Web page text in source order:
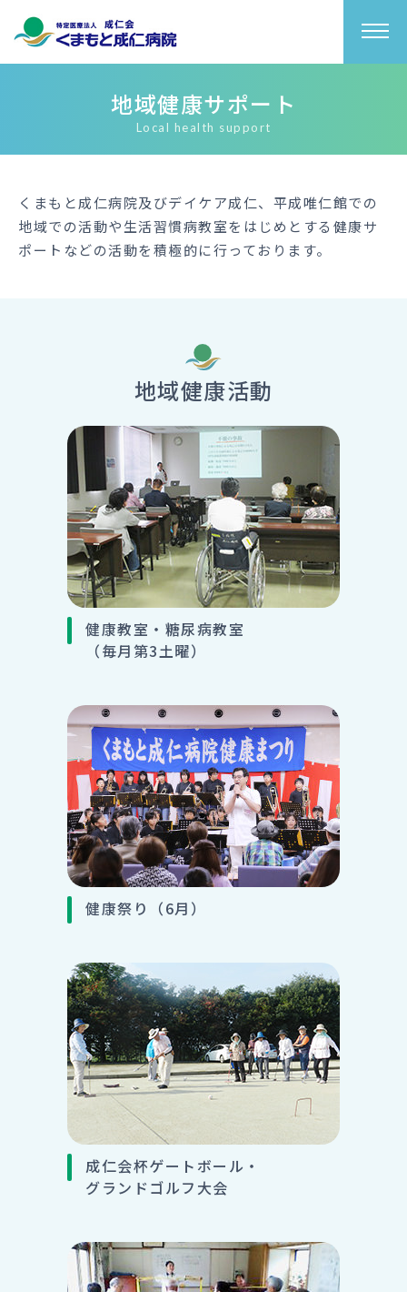
地域健康サポート
Local health support
くまもと成仁病院及びデイケア成仁、平成唯仁館での
地域での活動や生活習慣病教室をはじめとする健康サ
ポートなどの活動を積極的に行っております。
地域健康活動
健康教室・糖尿病教室
（毎月第3土曜）
健康祭り（6月）
成仁会杯ゲートボール・
グランドゴルフ大会